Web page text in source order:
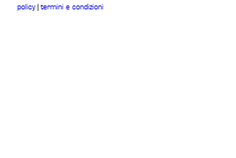
policy termini e condizioni